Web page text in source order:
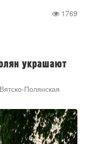
1769
украшают
Полянская